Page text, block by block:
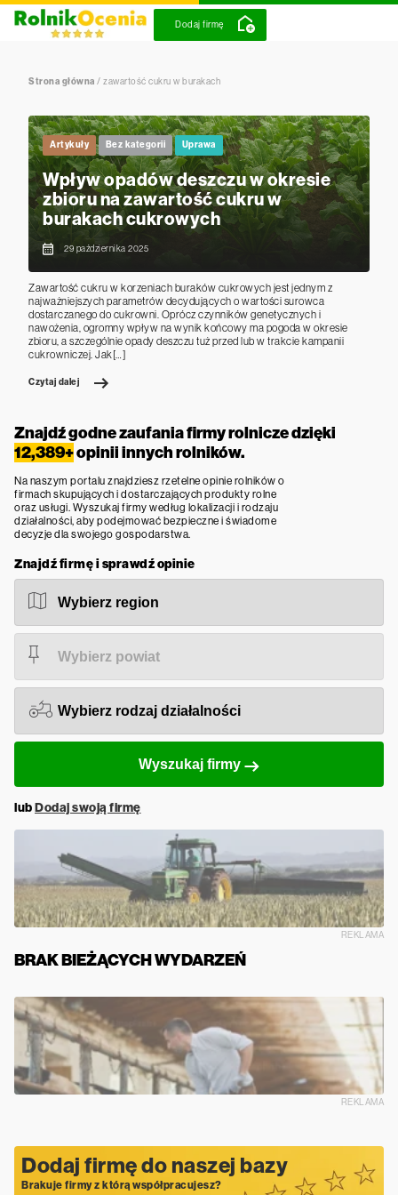
Dodaj firmę
Strona główna / zawartość cukru w burakach
Artykuły Bez kategorii Uprawa
Wpływ opadów deszczu w okresie
zbioru na zawartość cukru w
burakach cukrowych
29 października 2025
Zawartość cukru w korzeniach buraków cukrowych jest jednym z
najważniejszych parametrów decydujących o wartości surowca
dostarczanego do cukrowni. Oprócz czynników genetycznych i
nawożenia, ogromny wpływ na wynik końcowy ma pogoda w okresie
zbioru, a szczególnie opady deszczu tuż przed lub w trakcie kampanii
cukrowniczej. Jak[…]
Czytaj dalej
Znajdź godne zaufania firmy rolnicze dzięki
12,389+opinii innych rolników.
Na naszym portalu znajdziesz rzetelne opinie rolników o
firmach skupujących i dostarczających produkty rolne
oraz usługi. Wyszukaj firmy według lokalizacji i rodzaju
działalności, aby podejmować bezpieczne i świadome
decyzje dla swojego gospodarstwa.
Znajdź firmę i sprawdź opinie
Wyszukaj firmy
lubDodaj swoją firmę
REKLAMA
BRAK BIEŻĄCYCH WYDARZEŃ
REKLAMA
Dodaj firmę do naszej bazy
Brakuje firmy z którą współpracujesz?